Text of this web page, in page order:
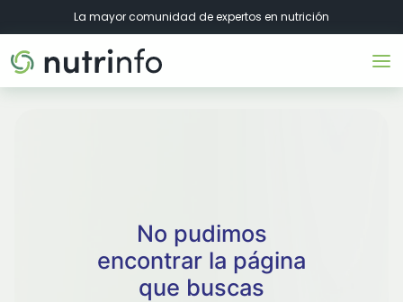
La mayor comunidad de expertos en nutrición
No pudimos
encontrar la página
que buscas